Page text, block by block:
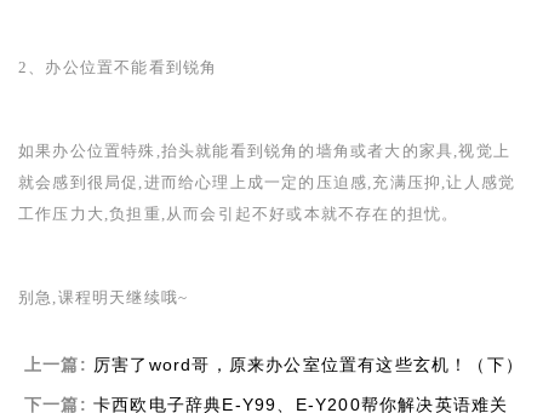
2 、办公位置不能看到锐角
如果办公位置特殊,抬头就能看到锐角的墙角或者大的家具,视觉上
就会感到很局促,进而给心理上成一定的压迫感,充满压抑,让人感觉
工作压力大,负担重,从而会引起不好或本就不存在的担忧。
别急,课程明天继续哦~
上一篇: 厉害了word哥，原来办公室位置有这些玄机！（下）
下一篇: 卡西欧电子辞典E-Y99、E-Y200帮你解决英语难关